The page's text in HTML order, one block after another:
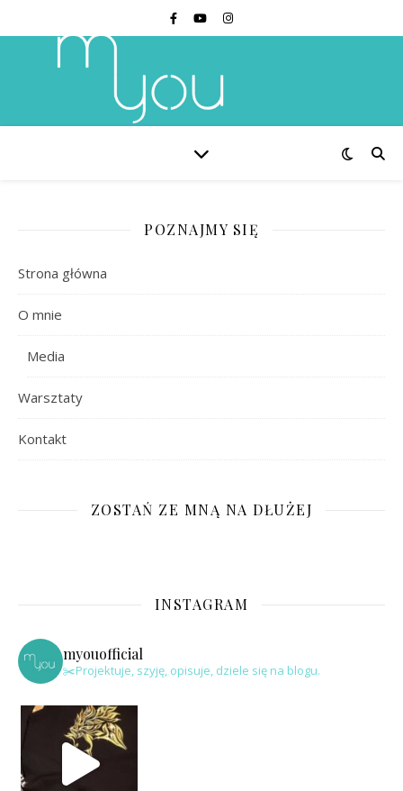
POZNAJMY SIĘ
Strona główna
O mnie
Media
Warsztaty
Kontakt
ZOSTAŃ ZE MNĄ NA DŁUŻEJ
INSTAGRAM
myouofficial
✂️Projektuje, szyję, opisuje, dziele się na blogu.